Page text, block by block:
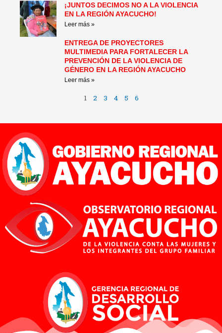
¡JUNTOS DECIMOS NO A LA VIOLENCIA
EN LA REGIÓN AYACUCHO!
Leer más »
ENTREGA DE PROYECTORES
MULTIMEDIA PARA FORTALECER LA
PREVENCIÓN DE LA VIOLENCIA DE
GÉNERO EN LA REGIÓN AYACUCHO
Leer más »
1 2 3 4 5 6